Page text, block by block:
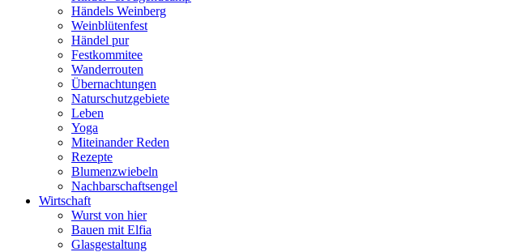
Händels Weinberg
Weinblütenfest
Händel pur
Festkommitee
Wanderrouten
Übernachtungen
Naturschutzgebiete
Leben
Yoga
Miteinander Reden
Rezepte
Blumenzwiebeln
Nachbarschaftsengel
Wirtschaft
Wurst von hier
Bauen mit Elfia
Glasgestaltung